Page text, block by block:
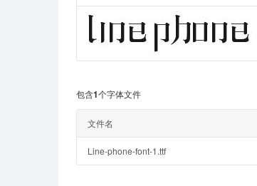
包含1个字体文件
文件名
Line-phone-font-1.ttf